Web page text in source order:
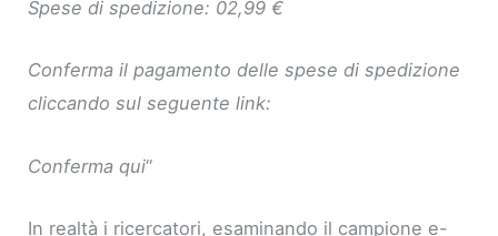
Spese di spedizione: 02,99 €
Conferma il pagamento delle spese di spedizione
cliccando sul seguente link:
Conferma qui“
In realtà i ricercatori, esaminando il campione e-